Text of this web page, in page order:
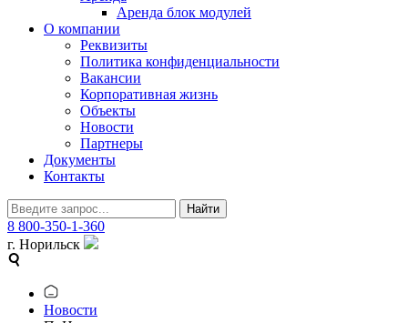
Аренда блок модулей
О компании
Реквизиты
Политика конфиденциальности
Вакансии
Корпоративная жизнь
Объекты
Новости
Партнеры
Документы
Контакты
Найти
8 800-350-1-360
г. Норильск
Новости